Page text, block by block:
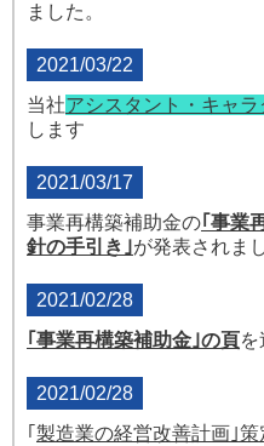
ました。
2021/03/22
当社アシスタント・キャ
します
2021/03/17
事業再構築補助金の｢事業
針の手引き｣が発表されま
2021/02/28
｢ 事業再構築補助金｣の頁
2021/02/28
｢ 製造業の経営改善計画｣策